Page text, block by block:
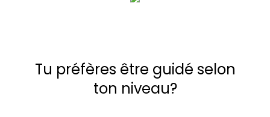
Tu préfères être guidé selon
ton niveau?